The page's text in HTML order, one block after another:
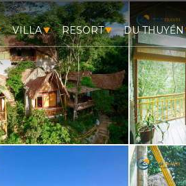
VILLA RESORT DU THUYỀN